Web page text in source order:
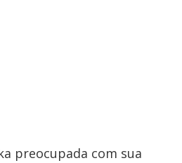
preocupada com sua